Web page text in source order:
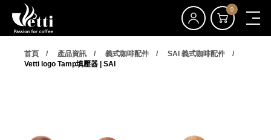
0
首頁 產品資訊 義式咖啡配件
SAI 義式咖啡配件
Vetti logo Tamp填壓器 | SAI